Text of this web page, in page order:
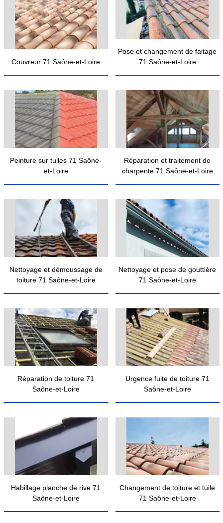
Couvreur 71 Saône-et-Loire
Pose et changement de faitage
71 Saône-et-Loire
Peinture sur tuiles 71 Saône-
et-Loire
Réparation et traitement de
charpente 71 Saône-et-Loire
Nettoyage et démoussage de
toiture 71 Saône-et-Loire
Nettoyage et pose de gouttière
71 Saône-et-Loire
Réparation de toiture 71
Saône-et-Loire
Urgence fuite de toiture 71
Saône-et-Loire
Habillage planche de rive 71
Saône-et-Loire
Changement de toiture et tuile
71 Saône-et-Loire